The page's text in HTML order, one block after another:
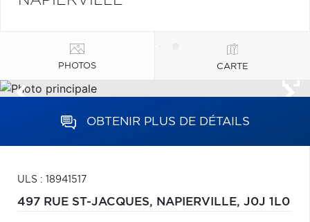
PHOTOS CARTE
OBTENIR PLUS DE DÉTAILS
ULS : 18941517
497 RUE ST-JACQUES, NAPIERVILLE, J0J 1L0